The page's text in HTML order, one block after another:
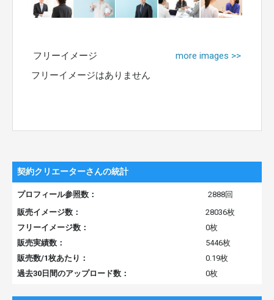
フリーイメージ
more images >>
フリーイメージはありません
契約クリエーターさんの統計
プロフィール参照数：
2888回
販売イメージ数：
28036枚
フリーイメージ数：
0枚
販売実績数：
5446枚
販売数/1枚あたり：
0.19枚
過去30日間のアップロード数：
0枚